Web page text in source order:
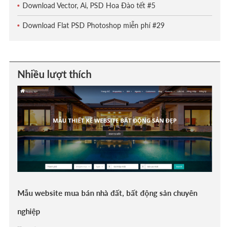
Download Vector, Ai, PSD Hoa Đào tết #5
Download Flat PSD Photoshop miễn phí #29
Nhiều lượt thích
Mẫu website mua bán nhà đất, bất động sản chuyên
nghiệp